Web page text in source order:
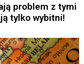
problem z tymi
tylko wybitni!